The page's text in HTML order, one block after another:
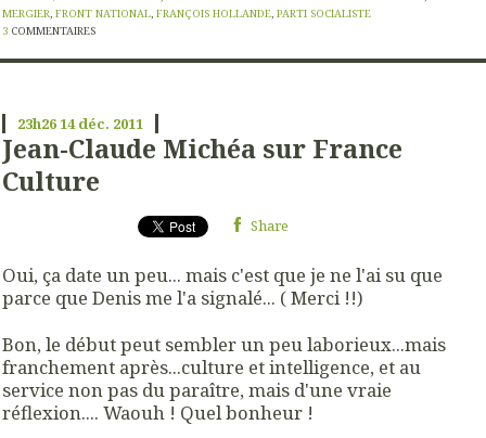
MERGIER, FRONT NATIONAL, FRANÇOIS HOLLANDE, PARTI SOCIALISTE
3 COMMENTAIRES
23h2614 déc. 2011
Jean-Claude Michéa sur France
Culture
Share
Oui, ça date un peu... mais c'est que je ne l'ai su que
parce que Denis me l'a signalé... ( Merci !!)
Bon, le début peut sembler un peu laborieux...mais
franchement après...culture et intelligence, et au
service non pas du paraître, mais d'une vraie
réflexion.... Waouh ! Quel bonheur !